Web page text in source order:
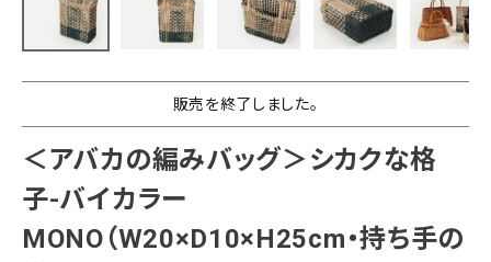
価格から探す
0-5,000円 5,000-10,000円 10,000-20,000円
30,000円以上
色から探す
SALE
帯結び動画
販売を終了しました。
＜アバカの編みバッグ＞シカクな格
子-バイカラー
MONO（W20×D10×H25cm・持ち手の